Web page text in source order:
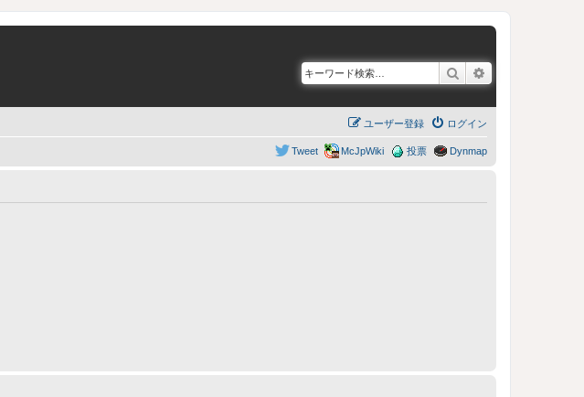
検索
ログイン
ユーザー登録
Dynmap
投票
McJpWiki
Tweet